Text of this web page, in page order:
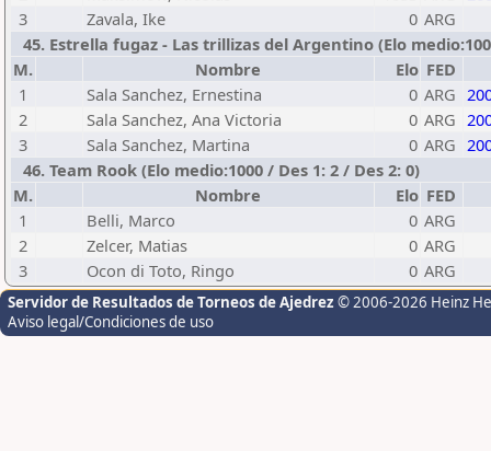
3
Zavala, Ike 0 ARG
45. Estrella fugaz - Las trillizas del Argentino (Elo
M.
Nombre Elo FED
1
Sala Sanchez, Ernestina 0 ARG
2
Sala Sanchez, Ana Victoria 0 ARG
3
Sala Sanchez, Martina 0 ARG
46. Team Rook (Elo medio:1000 / Des 1: 2 / Des 2: 0)
M.
Nombre Elo FED
1
Belli, Marco 0 ARG
2
Zelcer, Matias 0 ARG
3
Ocon di Toto, Ringo 0 ARG
Servidor de Resultados de Torneos de Ajedrez © 2006-2026 Heinz
Aviso legal/Condiciones de uso